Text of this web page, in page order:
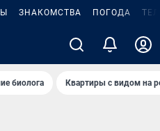
ЗНАКОМСТВА ПОГОДА
биолога Квартиры с видом на